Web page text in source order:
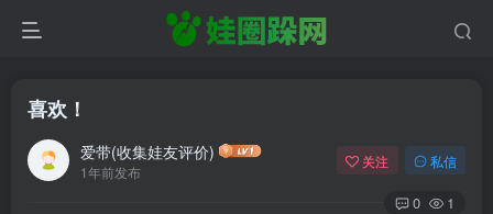
喜欢！
爱带(收集娃友评价)
1年前发布
关注 私信
0 1